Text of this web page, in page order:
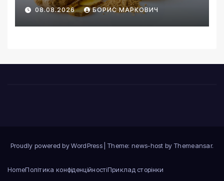
08.08.2026 БОРИС МАРКОВИЧ
Proudly powered by WordPress Theme: news-host by Themeansar.
HomeПолітика конфіденційностіПриклад сторінки